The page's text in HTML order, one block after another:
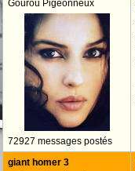
Gourou Pigeonneux
72927 messages postés
giant homer 3